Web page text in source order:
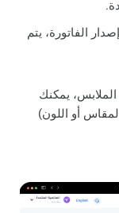
الفاتورة، يتم
الملابس، يمكنك
أو اللون)